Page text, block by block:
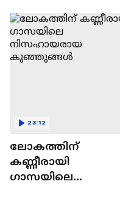
ലോകത്തിന്
കണ്ണീരായി
ഗാസയിലെ
23:12